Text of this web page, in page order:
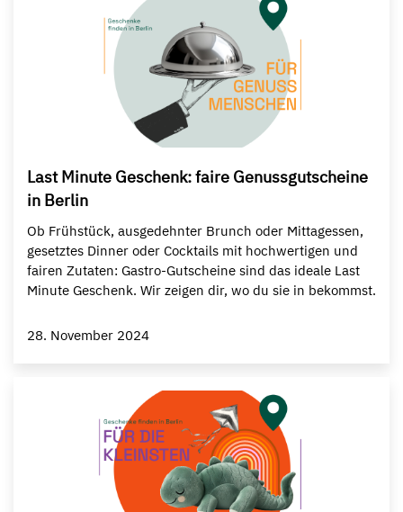
Last Minute Geschenk: faire Genussgutscheine
in Berlin
Ob Frühstück, ausgedehnter Brunch oder Mittagessen,
gesetztes Dinner oder Cocktails mit hochwertigen und
fairen Zutaten: Gastro-Gutscheine sind das ideale Last
Minute Geschenk. Wir zeigen dir, wo du sie in bekommst.
28. November 2024